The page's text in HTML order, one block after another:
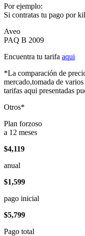
Por ejemplo:
Si contratas tu pago por
Aveo
PAQ B 2009
Encuentra tu tarifa aqui
*La comparación de
mercado,tomada de
tarifas aqui presentadas
Otros*
Plan forzoso
a 12 meses
$4,119
anual
$1,599
pago inicial
$5,799
Pago total